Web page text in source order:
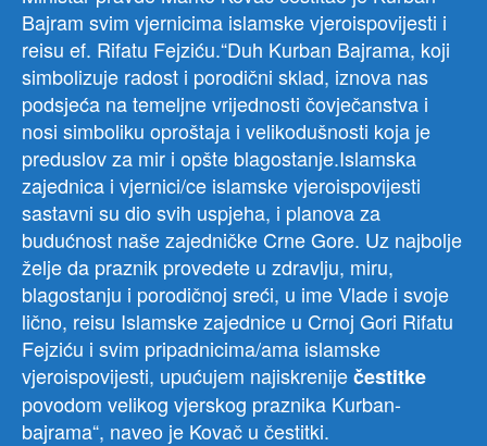
Bajram svim vjernicima islamske vjeroispovijesti i
reisu ef. Rifatu Fejziću.“Duh Kurban Bajrama, koji
simbolizuje radost i porodični sklad, iznova nas
podsjeća na temeljne vrijednosti čovječanstva i
nosi simboliku oproštaja i velikodušnosti koja je
preduslov za mir i opšte blagostanje.Islamska
zajednica i vjernici/ce islamske vjeroispovijesti
sastavni su dio svih uspjeha, i planova za
budućnost naše zajedničke Crne Gore. Uz najbolje
želje da praznik provedete u zdravlju, miru,
blagostanju i porodičnoj sreći, u ime Vlade i svoje
lično, reisu Islamske zajednice u Crnoj Gori Rifatu
Fejziću i svim pripadnicima/ama islamske
vjeroispovijesti, upućujem najiskreniječestitke
povodom velikog vjerskog praznika Kurban-
bajrama“, naveo je Kovač u čestitki.